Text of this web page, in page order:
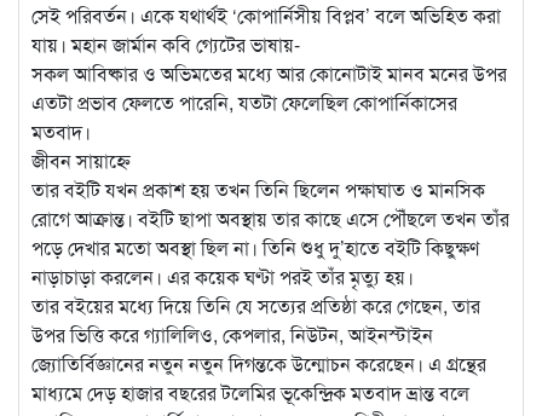
সেই পরিবর্তন। একে যথার্থই ‘কোপার্নিসীয় বিপ্লব’ বলে অভিহিত করা
যায়। মহান জার্মান কবি গ্যেটের ভাষায়-
সকল আবিষ্কার ও অভিমতের মধ্যে আর কোনোটাই মানব মনের উপর
এতটা প্রভাব ফেলতে পারেনি, যতটা ফেলেছিল কোপার্নিকাসের
মতবাদ।
জীবন সায়াহ্নে
তার বইটি যখন প্রকাশ হয় তখন তিনি ছিলেন পক্ষাঘাত ও মানসিক
রোগে আক্রান্ত। বইটি ছাপা অবস্থায় তার কাছে এসে পৌঁছলে তখন তাঁর
পড়ে দেখার মতো অবস্থা ছিল না। তিনি শুধু দু’হাতে বইটি কিছুক্ষণ
নাড়াচাড়া করলেন। এর কয়েক ঘণ্টা পরই তাঁর মৃত্যু হয়।
তার বইয়ের মধ্যে দিয়ে তিনি যে সত্যের প্রতিষ্ঠা করে গেছেন, তার
উপর ভিত্তি করে গ্যালিলিও, কেপলার, নিউটন, আইনস্টাইন
জ্যোতির্বিজ্ঞানের নতুন নতুন দিগন্তকে উন্মোচন করেছেন। এ গ্রন্থের
মাধ্যমে দেড় হাজার বছরের টলেমির ভূকেন্দ্রিক মতবাদ ভ্রান্ত বলে